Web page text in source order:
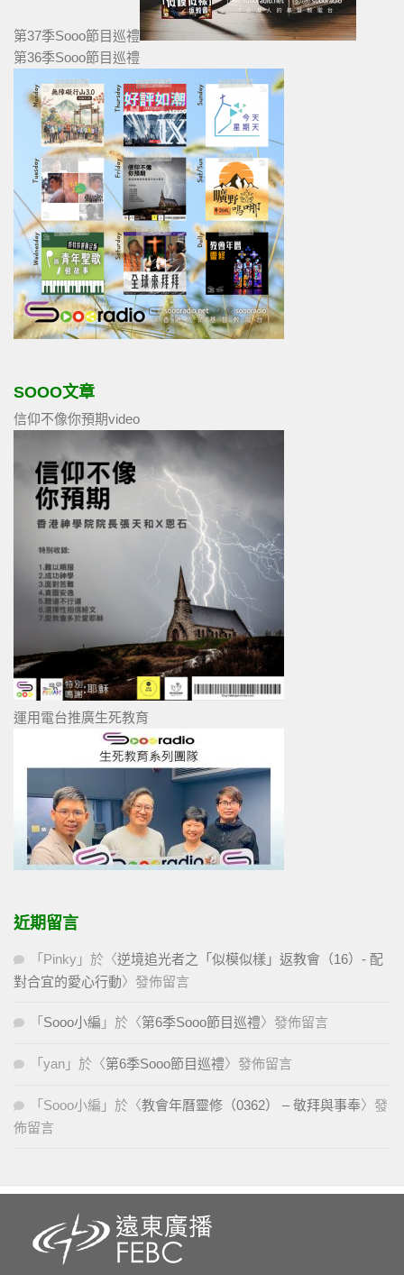
第37季Sooo節目巡禮
第36季Sooo節目巡禮
SOOO文章
信仰不像你預期video
運用電台推廣生死教育
近期留言
「 Pinky 」於〈逆境追光者之「似模似樣」返教會（16）- 配
對合宜的愛心行動〉發佈留言
「 Sooo小編 」於〈第6季Sooo節目巡禮〉發佈留言
「 yan 」於〈第6季Sooo節目巡禮〉發佈留言
「 Sooo小編 」於〈教會年曆靈修（0362） – 敬拜與事奉〉發
佈留言